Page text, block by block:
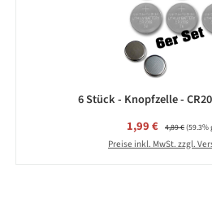
6 Stück - Knopfzelle -
Verkaufspreis:
1,99 € Regulärer
4,89 €(59.3%
Preise inkl. MwSt. zzgl.